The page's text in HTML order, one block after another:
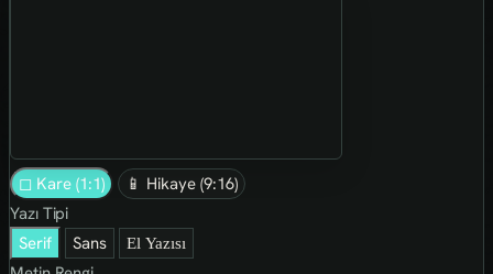
◻ Kare (1:1)
📱 Hikaye (9:16)
Yazı Tipi
Serif
Sans El Yazısı